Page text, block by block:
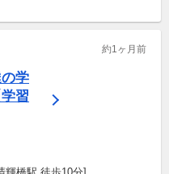
約1ヶ月前
学
習
輝橋駅 徒歩10分]